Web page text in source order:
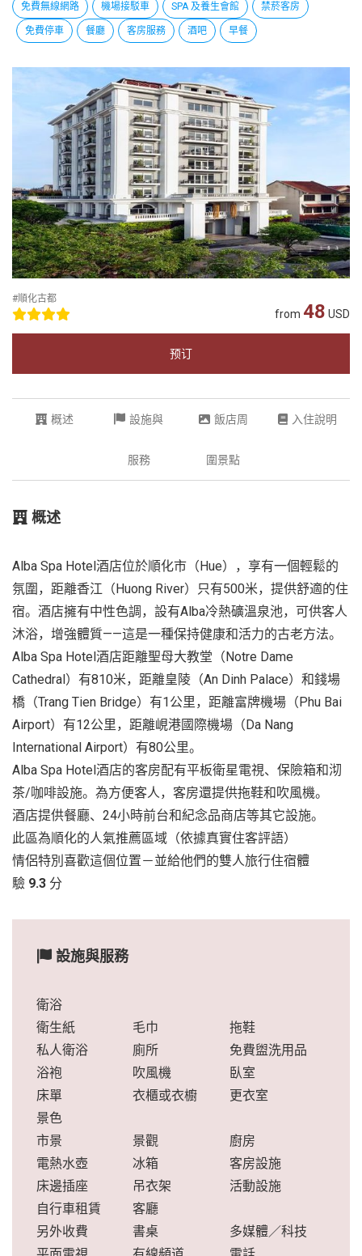
免費無線網路 機場接駁車 SPA 及養生會館 禁菸客房
免費停車 餐廳 客房服務 酒吧 早餐
#順化古都
from 48 USD
预订
概述 設施與
服務
飯店周
圍景點
入住說明
概述
Alba Spa Hotel酒店位於順化市（Hue），享有一個輕鬆的
氛圍，距離香江（Huong River）只有500米，提供舒適的住
宿。酒店擁有中性色調，設有Alba冷熱礦溫泉池，可供客人
沐浴，增強體質——這是一種保持健康和活力的古老方法。
Alba Spa Hotel酒店距離聖母大教堂（Notre Dame
Cathedral）有810米，距離皇陵（An Dinh Palace）和錢場
橋（Trang Tien Bridge）有1公里，距離富牌機場（Phu Bai
Airport）有12公里，距離峴港國際機場（Da Nang
International Airport）有80公里。
Alba Spa Hotel酒店的客房配有平板衛星電視、保險箱和沏
茶/咖啡設施。為方便客人，客房還提供拖鞋和吹風機。
酒店提供餐廳、24小時前台和紀念品商店等其它設施。
此區為順化的人氣推薦區域（依據真實住客評語）
情侶特別喜歡這個位置－並給他們的雙人旅行住宿體
驗 9.3 分
設施與服務
衛浴
衛生紙
毛巾
拖鞋
私人衛浴
廁所
免費盥洗用品
浴袍
吹風機
臥室
床單
衣櫃或衣櫥
更衣室
景色
市景
景觀
廚房
電熱水壺
冰箱
客房設施
床邊插座
吊衣架
活動設施
自行車租賃
另外收費
客廳
書桌
多媒體／科技